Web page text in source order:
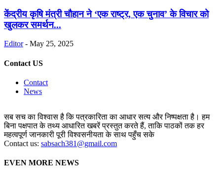
केंद्रीय कृषि मंत्री चौहान ने ‘एक राष्ट्र, एक चुनाव’ के विचार को
खुलकर समर्थन...
Editor - May 25, 2025
Contact US
Contact
News
सब सच का विश्वास है कि पत्रकारिता का आधार सत्य और निष्पक्षता है। हम
बिना पक्षपात के तथ्य आधारित खबरें प्रस्तुत करते हैं, ताकि पाठकों तक हर
महत्वपूर्ण जानकारी पूरी विश्वसनीयता के साथ पहुँच सके
Contact us: sabsach381@gmail.com
EVEN MORE NEWS